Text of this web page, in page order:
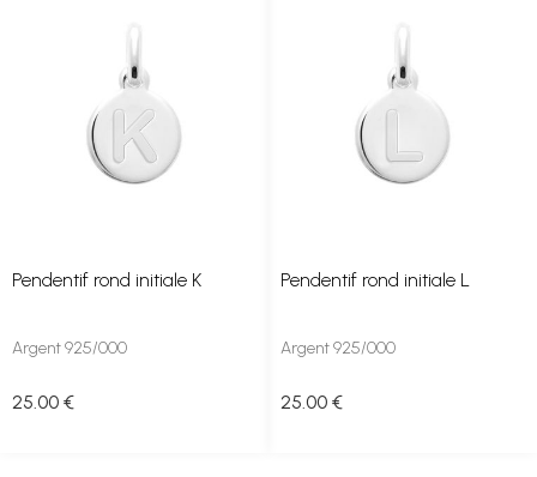
Pendentif rond initiale K
Argent 925/000
25 .00 €
Pendentif rond initiale L
Argent 925/000
25 .00 €